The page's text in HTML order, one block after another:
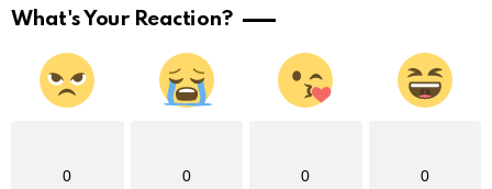
What's Your Reaction?
0 0 0 0